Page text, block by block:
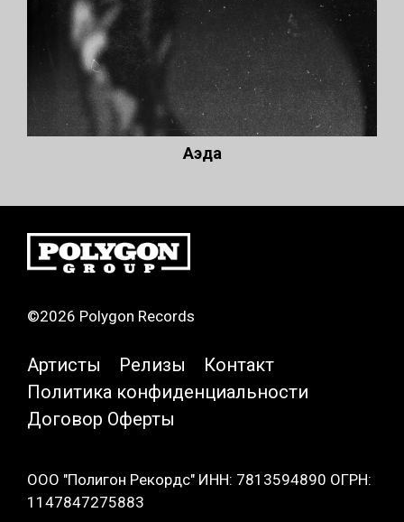
Аэда
©2026 Polygon Records
Артисты Релизы
Контакт
Политика конфиденциальности
Договор Оферты
ООО "Полигон Рекордс" ИНН: 7813594890 ОГРН:
1147847275883